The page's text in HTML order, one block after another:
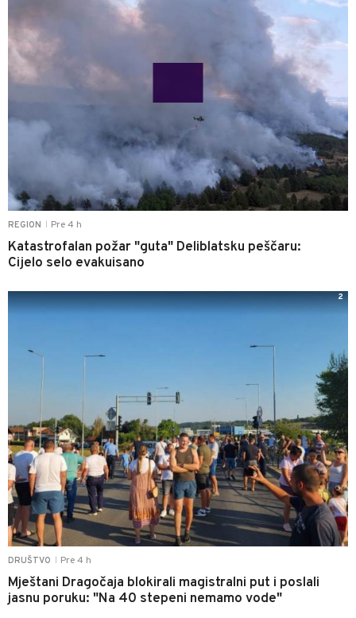
REGION Pre 4 h
Katastrofalan požar "guta" Deliblatsku peščaru:
Cijelo selo evakuisano
DRUŠTVO Pre 4 h
Mještani Dragočaja blokirali magistralni put i poslali
jasnu poruku: "Na 40 stepeni nemamo vode"
2